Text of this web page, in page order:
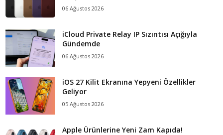
06 Ağustos 2026
iCloud Private Relay IP Sızıntısı Açığıyla
Gündemde
06 Ağustos 2026
iOS 27 Kilit Ekranına Yepyeni Özellikler
Geliyor
05 Ağustos 2026
Apple Ürünlerine Yeni Zam Kapıda!